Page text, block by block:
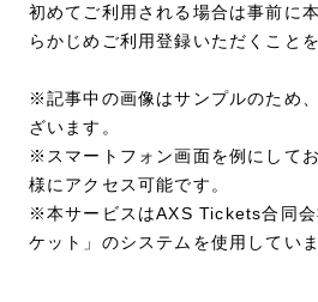
初めてご利用される場合は事前に
らかじめご利用登録いただくこと
※記事中の画像はサンプルのため
ざいます。
※スマートフォン画面を例にして
様にアクセス可能です。
※本サービスはAXS Tickets合同会
ケット」のシステムを使用していま